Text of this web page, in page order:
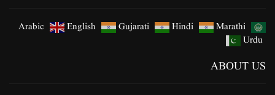
Arabic English Gujarati Hindi
Marathi
Urdu
ABOUT US